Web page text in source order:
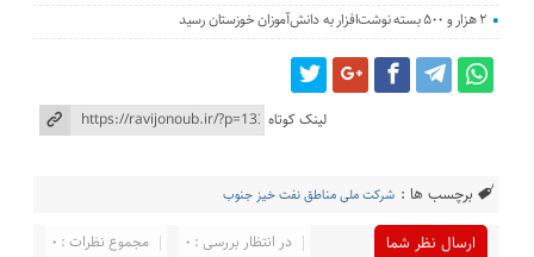
۲ هزار و ۵۰۰ بسته نوشت‌افزار به دانش‌آموزان خوزستان رسید
لینک کوتاه
برچسب ها : شرکت ملی مناطق نفت خیز جنوب
ارسال نظر شما مجموع نظرات : 0
در انتظار بررسی : 0